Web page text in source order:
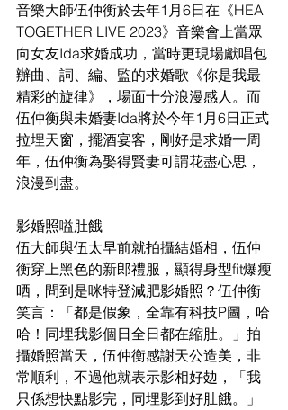
音樂大師伍仲衡於去年1月6日在《HEA
TOGETHER LIVE 2023》音樂會上當眾
向女友Ida求婚成功，當時更現場獻唱包
辦曲、詞、編、監的求婚歌《你是我最
精彩的旋律》，場面十分浪漫感人。而
伍仲衡與未婚妻Ida將於今年1月6日正式
拉埋天窗，擺酒宴客，剛好是求婚一周
年，伍仲衡為娶得賢妻可謂花盡心思，
浪漫到盡。
影婚照嗌肚餓
伍大師與伍太早前就拍攝結婚相，伍仲
衡穿上黑色的新郎禮服，顯得身型fit爆瘦
晒，問到是咪特登減肥影婚照？伍仲衡
笑言：「都是假象，全靠有科技P圖，哈
哈！同埋我影個日全日都在縮肚。」拍
攝婚照當天，伍仲衡感謝天公造美，非
常順利，不過他就表示影相好攰，「我
只係想快點影完，同埋影到好肚餓。」